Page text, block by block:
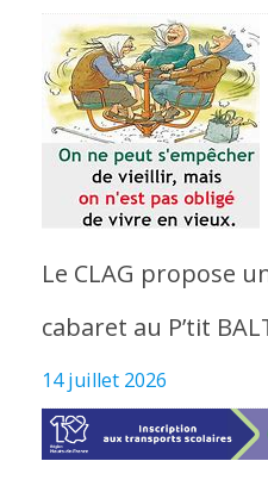
Le CLAG propose
cabaret au P’tit
14 juillet 2026